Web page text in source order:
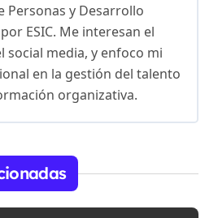
Personas y Desarrollo
ESIC. Me interesan el
social media, y enfoco mi
en la gestión del talento
organizativa.